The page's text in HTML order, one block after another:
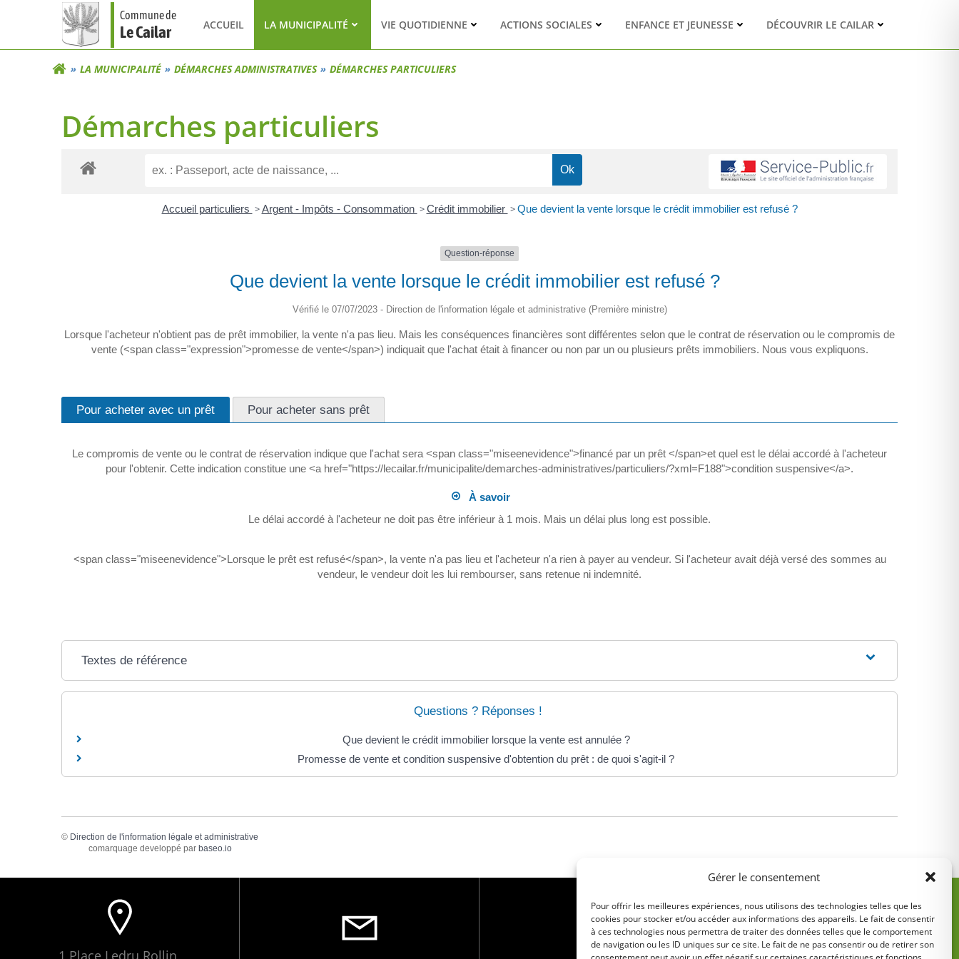
Gérer le consentement
Pour offrir les meilleures expériences, nous utilisons des technologies telles que les
cookies pour stocker et/ou accéder aux informations des appareils. Le fait de consentir
à ces technologies nous permettra de traiter des données telles que le comportement
de navigation ou les ID uniques sur ce site. Le fait de ne pas consentir ou de retirer son
Commune de
Le Cailar ACCUEIL LA MUNICIPALITÉ VIE QUOTIDIENNE ACTIONS SOCIALES ENFANCE ET JEUNESSE DÉCOUVRIR LE CAILAR
LA MUNICIPALITÉ DÉMARCHES ADMINISTRATIVES DÉMARCHES PARTICULIERS
Démarches particuliers
Accueil particuliers > Argent - Impôts - Consommation > Crédit immobilier > Que devient la vente lorsque le crédit immobilier est refusé ?
Question-réponse
Que devient la vente lorsque le crédit immobilier est refusé ?
Vérifié le 07/07/2023 - Direction de l'information légale et administrative (Première ministre)
Lorsque l'acheteur n'obtient pas de prêt immobilier, la vente n'a pas lieu. Mais les conséquences financières sont différentes selon que le contrat de réservation ou le compromis de
vente (<span class="expression">promesse de vente</span>) indiquait que l'achat était à financer ou non par un ou plusieurs prêts immobiliers. Nous vous expliquons.
Pour acheter avec un prêt Pour acheter sans prêt
Le compromis de vente ou le contrat de réservation indique que l'achat sera <span class="miseenevidence">financé par un prêt </span>et quel est le délai accordé à l'acheteur
pour l'obtenir. Cette indication constitue une <a href="https://lecailar.fr/municipalite/demarches-administratives/particuliers/?xml=F188">condition suspensive</a>.
À savoir
Le délai accordé à l'acheteur ne doit pas être inférieur à 1 mois. Mais un délai plus long est possible.
<span class="miseenevidence">Lorsque le prêt est refusé</span>, la vente n'a pas lieu et l'acheteur n'a rien à payer au vendeur. Si l'acheteur avait déjà versé des sommes au
vendeur, le vendeur doit les lui rembourser, sans retenue ni indemnité.
Textes de référence
Questions ? Réponses !
Que devient le crédit immobilier lorsque la vente est annulée ?
Promesse de vente et condition suspensive d'obtention du prêt : de quoi s'agit-il ?
© Direction de l'information légale et administrative
comarquage developpé par baseo.io
1 Place Ledru Rollin,